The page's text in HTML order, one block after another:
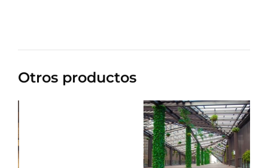
Otros productos